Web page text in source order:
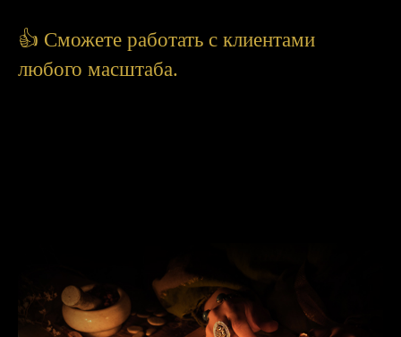
👍 Сможете работать с клиентами
любого масштаба.